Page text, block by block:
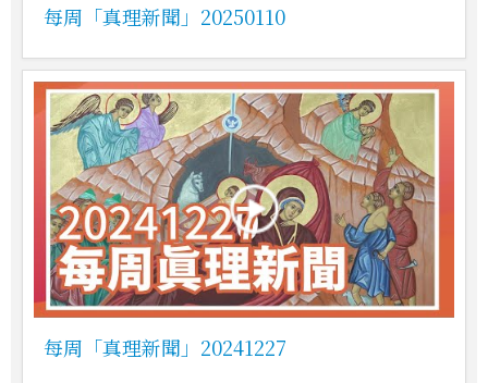
每周「真理新聞」20250110
每周「真理新聞」20241227